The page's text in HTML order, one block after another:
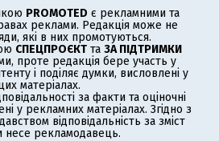
PROMOTED є рекламними та
реклами. Редакція може не
які в них промотуються.
СПЕЦПРОЄКТ та ЗА ПІДТРИМКИ
проте редакція бере участь у
і поділяє думки, висловлені у
матеріалах.
за факти та оціночні
у рекламних матеріалах. Згідно з
відповідальність за зміст
несе рекламодавець.